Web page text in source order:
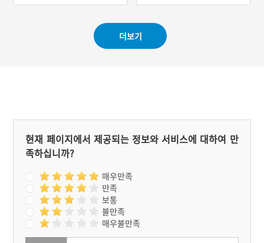
#장흥가볼만한곳
더보기
현재 페이지에서 제공되는 정보와 서비스에 대하여 만
족하십니까?
매우만족
만족
보통
불만족
매우불만족